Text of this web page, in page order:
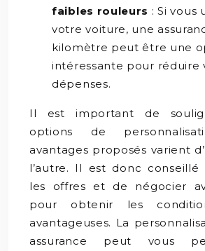
faibles rouleurs : Si vous
votre voiture, une
kilomètre peut être une
intéressante pour réduire
dépenses.
Il est important de
options de
avantages proposés varient
l’autre. Il est donc
les offres et de négocier
pour obtenir les
avantageuses. La
assurance peut vous